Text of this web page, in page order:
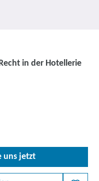
in der Hotellerie
uns jetzt